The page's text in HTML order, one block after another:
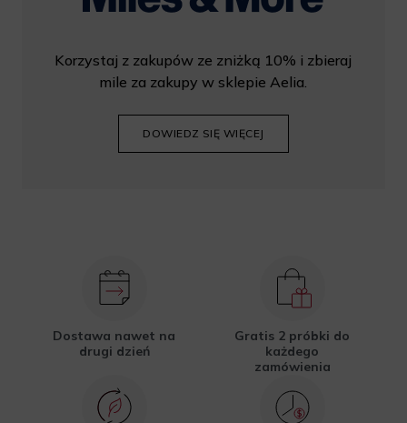
Korzystaj z zakupów ze zniżką 10% i zbieraj
mile za zakupy w sklepie Aelia.
DOWIEDZ SIĘ WIĘCEJ
Dostawa nawet na
drugi dzień
Gratis 2 próbki do
każdego
zamówienia